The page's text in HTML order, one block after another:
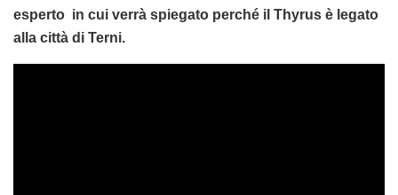
esperto in cui verrà spiegato perché il Thyrus è legato
alla città di Terni.